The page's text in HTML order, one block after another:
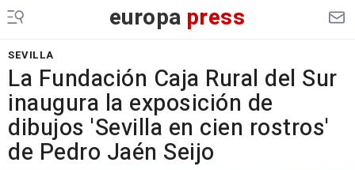
europa press
SEVILLA
La Fundación Caja Rural del Sur
inaugura la exposición de
dibujos 'Sevilla en cien rostros'
de Pedro Jaén Seijo